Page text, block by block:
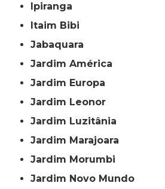
Ipiranga
Itaim Bibi
Jabaquara
Jardim América
Jardim Europa
Jardim Leonor
Jardim Luzitânia
Jardim Marajoara
Jardim Morumbi
Jardim Novo Mundo